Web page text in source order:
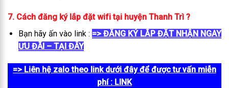
7. Cách đăng ký lắp đặt wifi tại huyện Thanh Trì ?
Bạn hãy ấn vào link : => ĐĂNG KÝ LẮP ĐẶT NHẬN NGAY
ƯU ĐÃI – TẠI ĐÂY
=> Liên hệ zalo theo link dưới đây để được tư vấn miễn
phí: LINK